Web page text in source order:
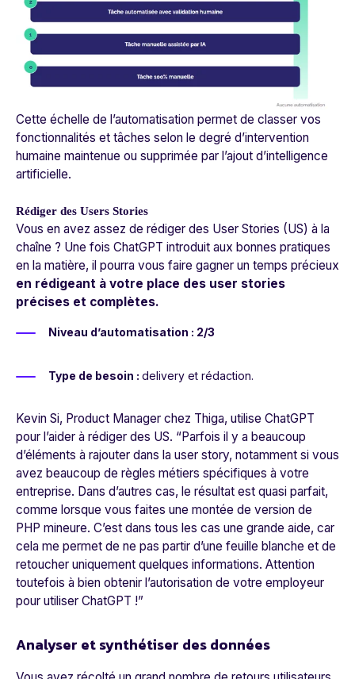
Cette échelle de l’automatisation permet de classer vos
fonctionnalités et tâches selon le degré d’intervention
humaine maintenue ou supprimée par l’ajout d’intelligence
artificielle.
Rédiger des Users Stories
Vous en avez assez de rédiger des User Stories (US) à la
chaîne ? Une fois ChatGPT introduit aux bonnes pratiques
en la matière, il pourra vous faire gagner un temps précieux
en rédigeant à votre place des user stories
précises et complètes.
Niveau d’automatisation : 2/3
Type de besoin : delivery et rédaction.
Kevin Si, Product Manager chez Thiga, utilise ChatGPT
pour l’aider à rédiger des US. “Parfois il y a beaucoup
d’éléments à rajouter dans la user story, notamment si vous
avez beaucoup de règles métiers spécifiques à votre
entreprise. Dans d’autres cas, le résultat est quasi parfait,
comme lorsque vous faites une montée de version de
PHP mineure. C’est dans tous les cas une grande aide, car
cela me permet de ne pas partir d’une feuille blanche et de
retoucher uniquement quelques informations. Attention
toutefois à bien obtenir l’autorisation de votre employeur
pour utiliser ChatGPT !”
Analyser et synthétiser des données